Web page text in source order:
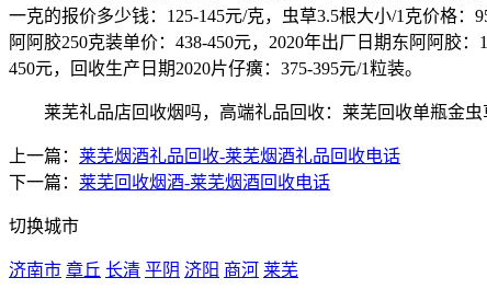
一克的报价多少钱：125-145元/克，虫草3.5根大小/1克价格
阿阿胶250克装单价：438-450元，2020年出厂日期东阿阿胶
450元，回收生产日期2020片仔癀：375-395元/1粒装。
莱芜礼品店回收烟吗，高端礼品回收：莱芜回收单瓶金虫
上一篇： 莱芜烟酒礼品回收-莱芜烟酒礼品回收电话
下一篇： 莱芜回收烟酒-莱芜烟酒回收电话
切换城市
济南市 章丘 长清 平阴 济阳 商河 莱芜